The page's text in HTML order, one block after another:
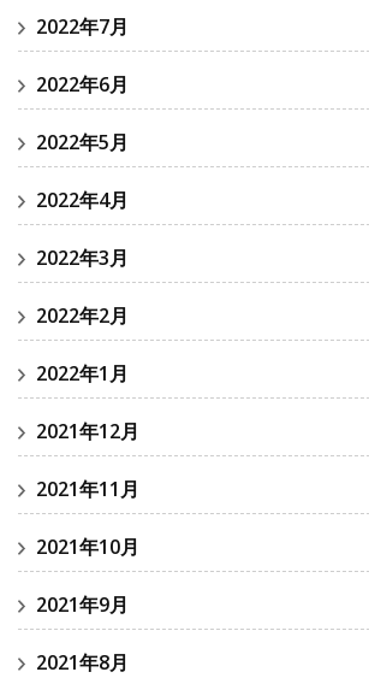
2022年7月
2022年6月
2022年5月
2022年4月
2022年3月
2022年2月
2022年1月
2021年12月
2021年11月
2021年10月
2021年9月
2021年8月